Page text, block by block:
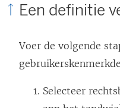
Een definitie
Voer de volgende
Selecteer